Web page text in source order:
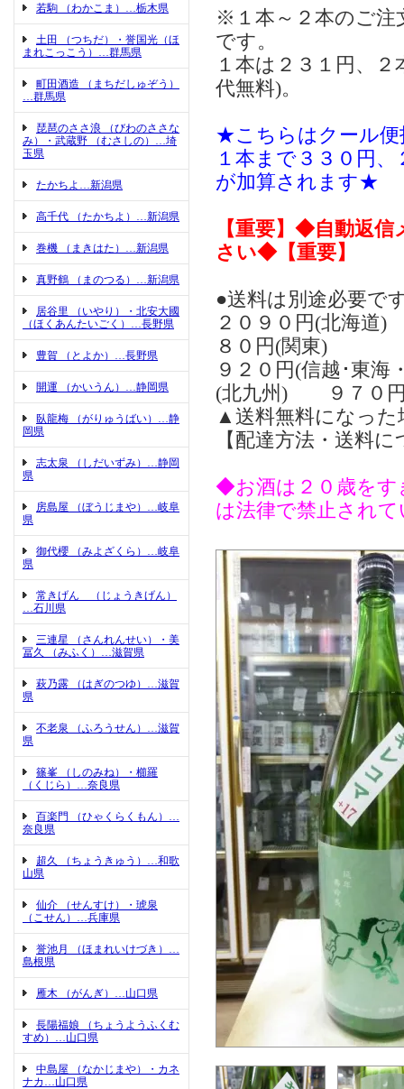
若駒 （わかこま）…栃木県
土田 （つちだ）・誉国光（ほ
まれこっこう）…群馬県
町田酒造 （まちだしゅぞう）
…群馬県
琵琶のささ浪 （びわのささな
み）・武蔵野 （むさしの）…埼
玉県
たかちよ…新潟県
高千代 （たかちよ）…新潟県
巻機 （まきはた）…新潟県
真野鶴 （まのつる）…新潟県
居谷里 （いやり）・北安大國
（ほくあんたいごく）…長野県
豊賀 （とよか）…長野県
開運 （かいうん）…静岡県
臥龍梅 （がりゅうばい）…静
岡県
志太泉 （しだいずみ）…静岡
県
房島屋 （ぼうじまや）…岐阜
県
御代櫻 （みよざくら）…岐阜
県
常きげん （じょうきげん）
…石川県
三連星 （さんれんせい）・美
冨久 （みふく）…滋賀県
萩乃露 （はぎのつゆ）…滋賀
県
不老泉 （ふろうせん）…滋賀
県
篠峯 （しのみね）・櫛羅
（くじら）…奈良県
百楽門 （ひゃくらくもん）…
奈良県
超久 （ちょうきゅう）…和歌
山県
仙介 （せんすけ）・琥泉
（こせん）…兵庫県
誉池月 （ほまれいけづき）…
島根県
雁木 （がんぎ）…山口県
長陽福娘 （ちょうようふくむ
すめ）…山口県
中島屋 （なかじまや）・カネ
ナカ…山口県
※１本～２本のご注
です。
１本は２３１円、
代無料)。
★こちらはクール便
１本まで３３０円
が加算されます★
【重要】◆自動返
さい◆【重要】
●送料は別途必要で
２０９０円(北海
８０円(関東)
９２０円(信越･東
(北九州) ９７０
▲送料無料になった
【配達方法・送料
◆お酒は２０歳をす
は法律で禁止され